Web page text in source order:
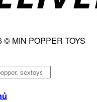
© MIN POPPER TOYS